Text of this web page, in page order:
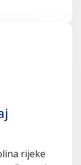
rijeke